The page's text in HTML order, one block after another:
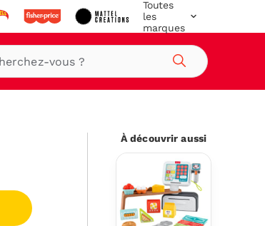
Toutes
les
marques
Rechercher
À découvrir aussi